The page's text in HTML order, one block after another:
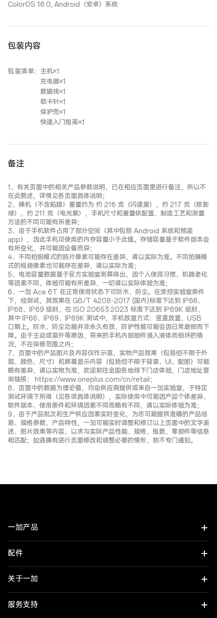
ColorOS 16.0, Android（安卓）系统
包装内容
包装清单： 主机×1
充电器×1
数据线×1
取卡针×1
保护壳×1
快速入门指南×1
备注
1、有关页面中的相关产品参数说明，已在相应页面里进行备注，所以不
在此赘述，详情见各页面具体说明；
2、裸机（不含贴膜）重量约为 约 216 克（闪速黑），约 217 克（掠影
绿），约 211 克（电光紫），手机尺寸和重量依配置、制造工艺和测量
方法的不同可能有所差异；
3、由于手机软件占用了部分空间（其中包括 Android 系统和预装
app），因此手机可使用的内存容量小于此值。存储容量基于软件版本会
有所变化，并可能因设备而异；
4、不同拍照模式的照片像素可能存在差异，请以实际为准。不同拍摄模
式的视频像素也可能存在差异，请以实际为准；
5、电池容量数据基于官方实验室测算得出，因个人使用习惯、机器老化
等因素不同，体验可能有所差异，一切请以实际体验为准；
6、一加 Ace 6T 在正常使用状态下可防水、防尘。在受控实验室条件
下，经测试，其效果在 GB/T 4208-2017 (国内)标准下达到 IP66、
IP68、IP69 级别，在 ISO 20653:2023 标准下达到 IP69K 级别，
其中 IP66、IP69、IP69K 测试中，手机放置方式：竖直放置，USB
口朝上。防水、防尘功能并非永久有效，防护性能可能会因日常磨损而下
降。由于主动或意外等原因，带来的手机内部部件浸入液体而损坏的情
况，不在保修范围之内；
7、页面中的产品图片及内容仅作示意，实物产品效果（包括但不限于外
观、颜色、尺寸）和屏幕显示内容（包括但不限于背景、UI、配图）可能
略有差异，请以实物为准，欢迎前往全国各地线下门店体验，门店地址查
询链接： https://www.oneplus.com/cn/retail；
8、页面中的数据为理论值，均由供应商提供或来自一加实验室，于特定
测试环境下所得（见各项具体说明），实际使用中可能因产品个体差异、
软件版本、使用条件和环境因素不同而略有不同，请以实际体验为准；
9、由于产品批次和生产供应因素实时变化，为尽可能提供准确的产品信
息、规格参数、产品特性，一加可能实时调整和修订以上页面中的文字表
述、图片效果等内容，以求与实际产品性能、规格、指数、零部件等信息
相匹配；如遇确有进行页面修改和调整必要的情形，恕不专门通知。
一加产品
一加 Turbo 6X Pro
一加 Turbo 6X
一加 Ace 6 至尊版
配件
一加平板 3 Pro
一加平板 2 Pro
关于一加
了解一加
服务支持